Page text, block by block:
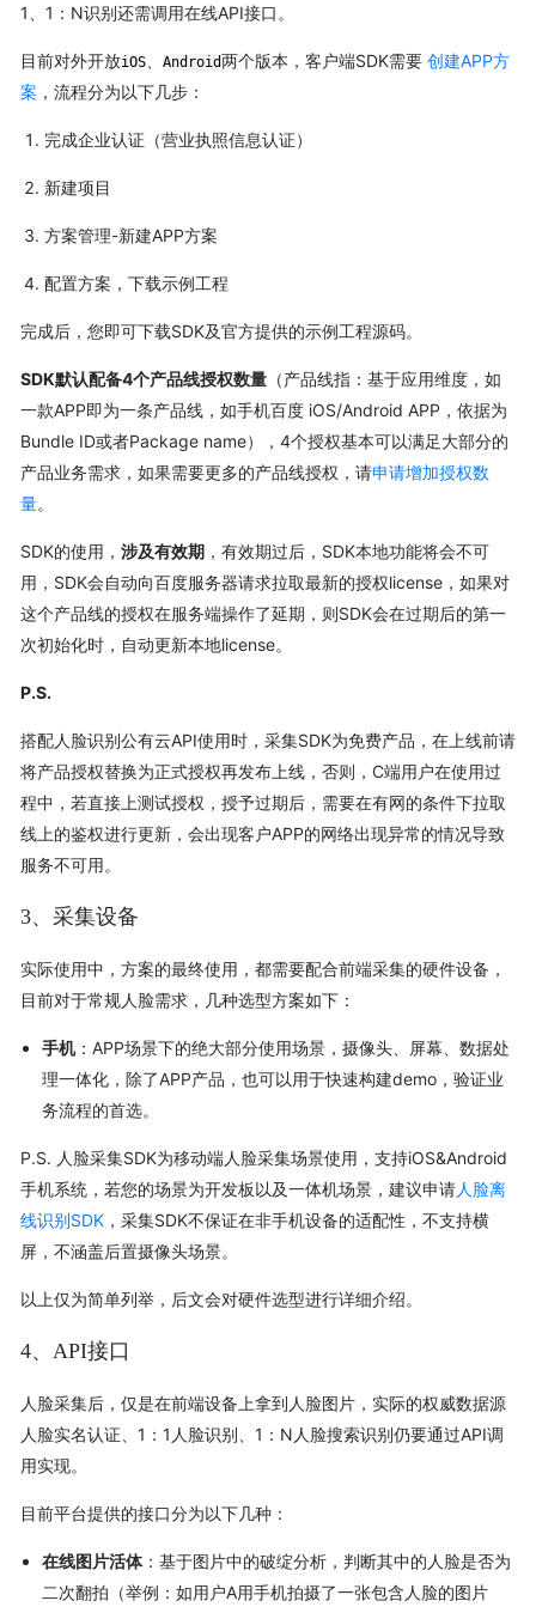
1、1：N识别还需调用在线API接口。
目前对外开放iOS、 Android两个版本，客户端SDK需要 创建APP方
案 ，流程分为以下几步：
完成企业认证（营业执照信息认证）
新建项目
方案管理-新建APP方案
配置方案，下载示例工程
完成后，您即可下载SDK及官方提供的示例工程源码。
SDK默认配备4个产品线授权数量（产品线指：基于应用维度，如
一款APP即为一条产品线，如手机百度 iOS/Android APP，依据为
Bundle ID或者Package name），4个授权基本可以满足大部分的
产品业务需求，如果需要更多的产品线授权，请申请增加授权数
量。
SDK的使用， 涉及有效期，有效期过后，SDK本地功能将会不可
用，SDK会自动向百度服务器请求拉取最新的授权license，如果对
这个产品线的授权在服务端操作了延期，则SDK会在过期后的第一
次初始化时，自动更新本地license。
P.S.
搭配人脸识别公有云API使用时，采集SDK为免费产品，在上线前请
将产品授权替换为正式授权再发布上线，否则，C端用户在使用过
程中，若直接上测试授权，授予过期后，需要在有网的条件下拉取
线上的鉴权进行更新，会出现客户APP的网络出现异常的情况导致
服务不可用。
3、采集设备
实际使用中，方案的最终使用，都需要配合前端采集的硬件设备，
目前对于常规人脸需求，几种选型方案如下：
手机：APP场景下的绝大部分使用场景，摄像头、屏幕、数据处
理一体化，除了APP产品，也可以用于快速构建demo，验证业
务流程的首选。
P.S. 人脸采集SDK为移动端人脸采集场景使用，支持iOS&Android
手机系统，若您的场景为开发板以及一体机场景，建议申请人脸离
线识别SDK，采集SDK不保证在非手机设备的适配性，不支持横
屏，不涵盖后置摄像头场景。
以上仅为简单列举，后文会对硬件选型进行详细介绍。
4、API接口
人脸采集后，仅是在前端设备上拿到人脸图片，实际的权威数据源
人脸实名认证、1：1人脸识别、1：N人脸搜索识别仍要通过API调
用实现。
目前平台提供的接口分为以下几种：
在线图片活体：基于图片中的破绽分析，判断其中的人脸是否为
二次翻拍（举例：如用户A用手机拍摄了一张包含人脸的图片